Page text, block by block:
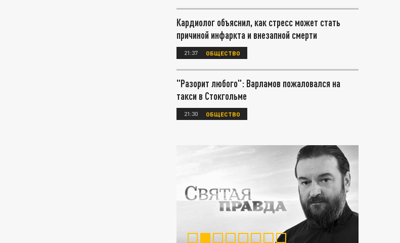
Кардиолог объяснил, как стресс может стать
причиной инфаркта и внезапной смерти
21:37 ОБЩЕСТВО
"Разорит любого": Варламов пожаловался на
такси в Стокгольме
21:30 ОБЩЕСТВО